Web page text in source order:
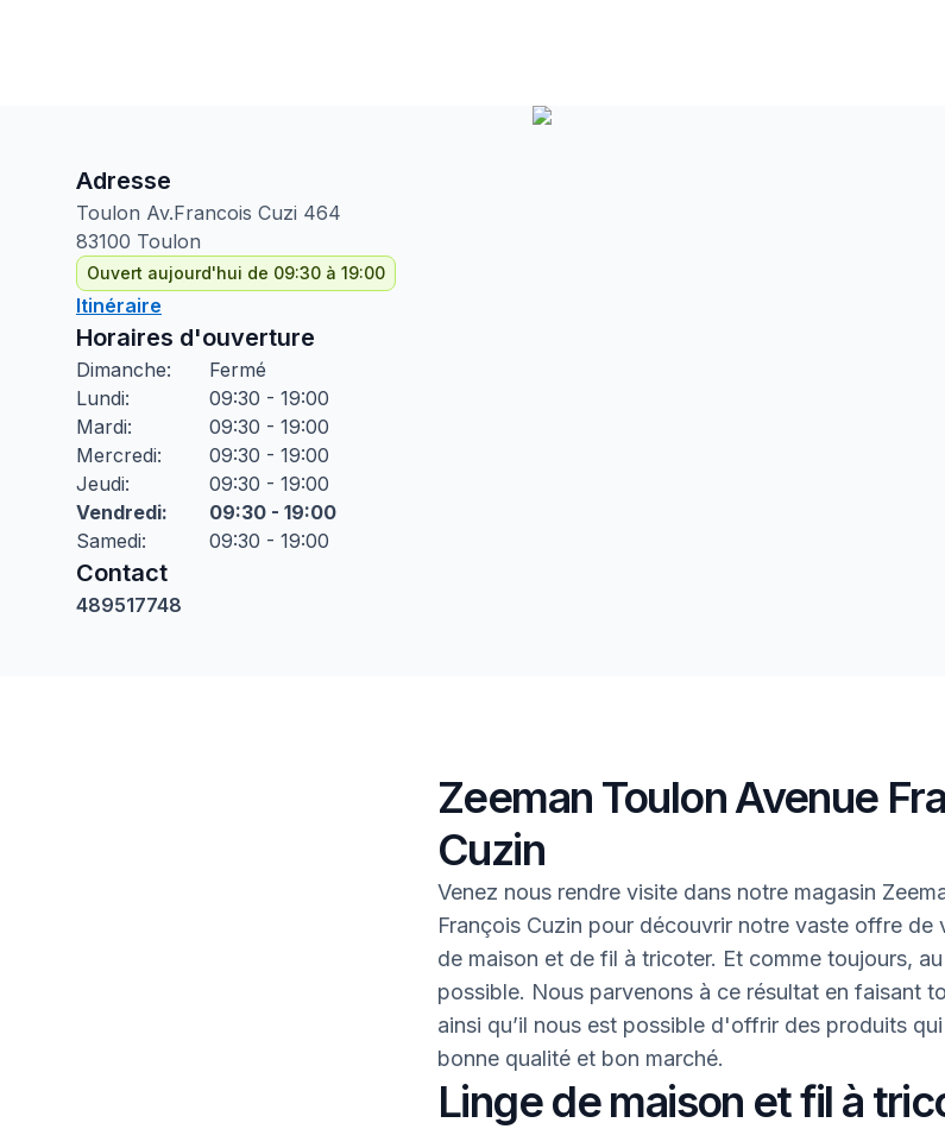
Adresse
Toulon Av.Francois Cuzi 464
83100 Toulon
Ouvert aujourd'hui de 09:30 à 19:00
Itinéraire
Horaires d'ouverture
Dimanche:
Fermé
Lundi:
09:30 - 19:00
Mardi:
09:30 - 19:00
Mercredi:
09:30 - 19:00
Jeudi:
09:30 - 19:00
Vendredi:
09:30 - 19:00
Samedi: 09:30 - 19:00
Contact
489517748
Zeeman Toulon Avenue
Cuzin
Venez nous rendre visite dans notre magasin
François Cuzin pour découvrir notre vaste offre de
de maison et de fil à tricoter. Et comme toujours,
possible. Nous parvenons à ce résultat en faisant
ainsi qu’il nous est possible d'offrir des produits
bonne qualité et bon marché.
Linge de maison et fil à